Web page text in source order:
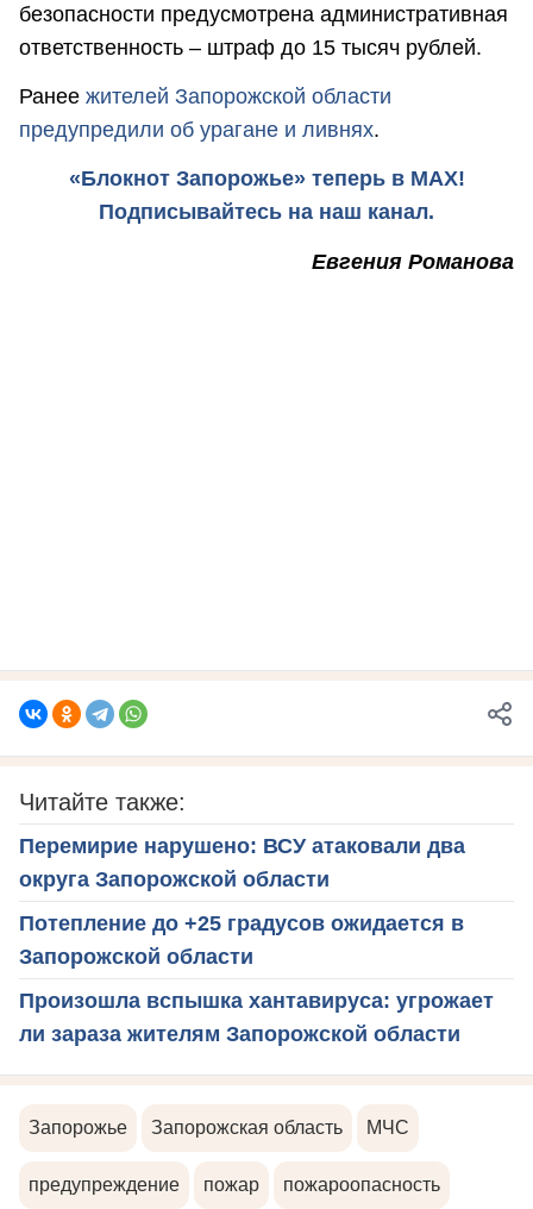
безопасности предусмотрена административная
ответственность – штраф до 15 тысяч рублей.
Ранее жителей Запорожской области
предупредили об урагане и ливнях.
«Блокнот Запорожье» теперь в MAX!
Подписывайтесь на наш канал.
Евгения Романова
Читайте также:
Перемирие нарушено: ВСУ атаковали два
округа Запорожской области
Потепление до +25 градусов ожидается в
Запорожской области
Произошла вспышка хантавируса: угрожает
ли зараза жителям Запорожской области
Запорожье Запорожская область МЧС
предупреждение пожар пожароопасность